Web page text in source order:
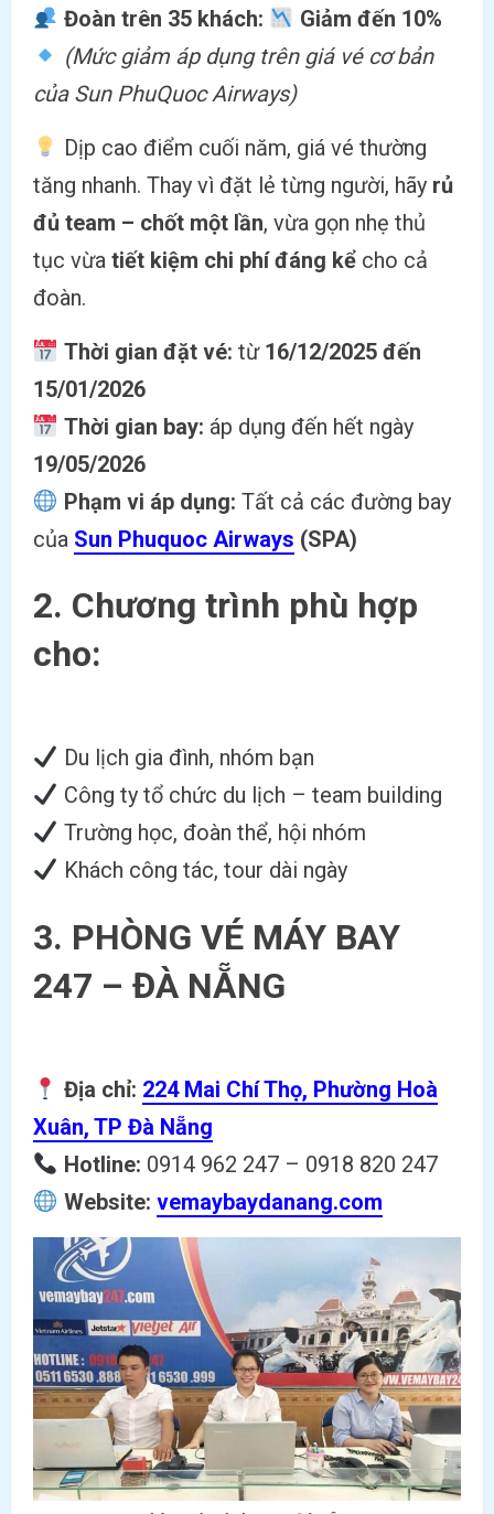
Đoàn trên 35 khách:
Giảm đến 10%
(Mức giảm áp dụng trên giá vé cơ bản
của Sun PhuQuoc Airways)
Dịp cao điểm cuối năm, giá vé thường
tăng nhanh. Thay vì đặt lẻ từng người, hãy rủ
đủ team – chốt một lần, vừa gọn nhẹ thủ
tục vừa tiết kiệm chi phí đáng kể cho cả
đoàn.
Thời gian đặt vé: từ 16/12/2025 đến
15/01/2026
Thời gian bay: áp dụng đến hết ngày
19/05/2026
Phạm vi áp dụng: Tất cả các đường bay
của Sun Phuquoc Airways (SPA)
2. Chương trình phù hợp
cho:
Du lịch gia đình, nhóm bạn
Công ty tổ chức du lịch – team building
Trường học, đoàn thể, hội nhóm
Khách công tác, tour dài ngày
3. PHÒNG VÉ MÁY BAY
247 – ĐÀ NẴNG
Địa chỉ: 224 Mai Chí Thọ, Phường Hoà
Xuân, TP Đà Nẵng
Hotline: 0914 962 247 – 0918 820 247
Website: vemaybaydanang.com